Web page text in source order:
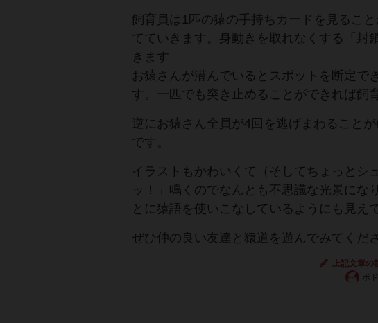
飼育員は1匹の猿の手持ちカードを見るこ
てていきます。身動きを取れなくする「封
きます。
お猿さんが潜んでいるとスポットを断定で
す。一匹でも突き止めることができれば飼
逆にお猿さん全員が4回を逃げまわること
です。
イラストもかわいくて（そしてちょっとシ
ッ！」鳴くのでなんとも不思議な光景にな
とに猿語を使いこなしているようにも見え
ぜひ仲の良い友達と猿道を遊んでみてくだ
上記文章
ボ